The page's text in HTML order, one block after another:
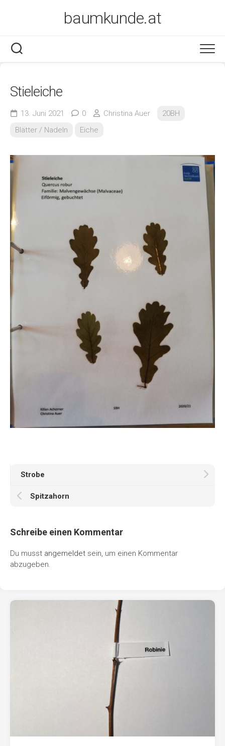
baumkunde.at
Stieleiche
13. Juni 2021 0 Christina Auer
20BH
Blätter / Nadeln
Eiche
Strobe
Spitzahorn
Schreibe einen Kommentar
Du musst angemeldet sein, um einen Kommentar
abzugeben.